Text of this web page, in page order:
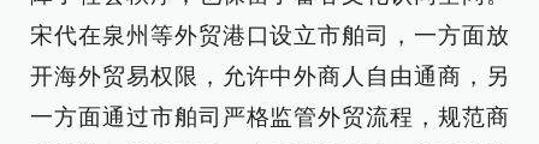
宋代在泉州等外贸港口设立市舶司，一方面放
开海外贸易权限，允许中外商人自由通商，另
一方面通过市舶司严格监管外贸流程，规范商